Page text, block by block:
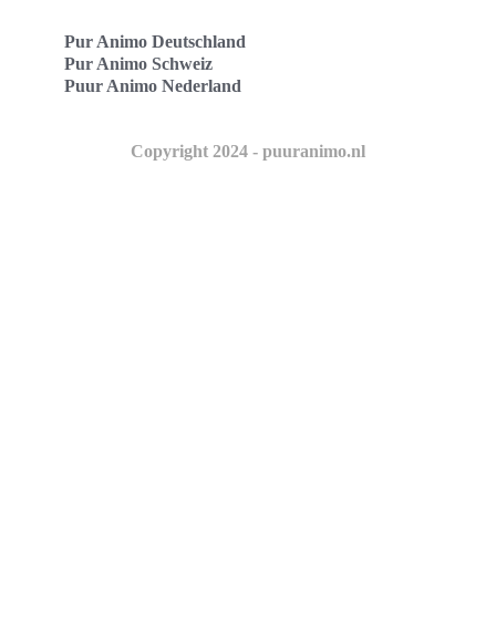
Pur Animo Deutschland
Pur Animo Schweiz
Puur Animo Nederland
Copyright 2024 - puuranimo.nl